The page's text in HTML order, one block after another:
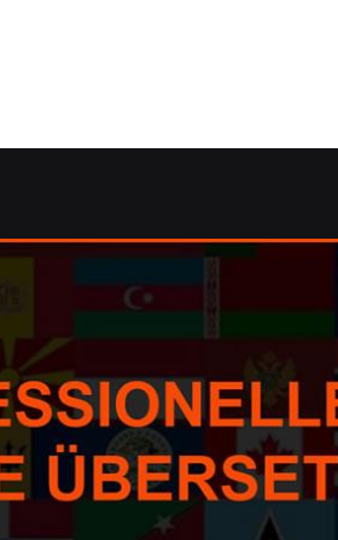
✓Dolmetscher, Korrektorat/
Korrektorat/
und ✓Übersetzungsbüro